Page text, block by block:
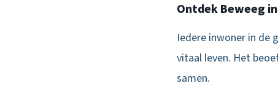
Ontdek Beweeg
Iedere inwoner in de
vitaal leven. Het
samen.